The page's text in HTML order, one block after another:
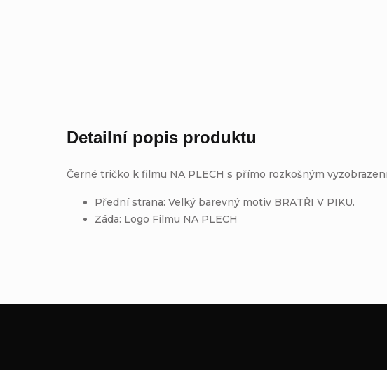
Detailní popis produktu
Černé tričko k filmu NA PLECH s přímo rozkošným
Přední strana: Velký barevný motiv BRATŘI V PIKU.
Záda: Logo Filmu NA PLECH